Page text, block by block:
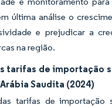
última análise o
e prejudicar a
na região.
tarifas de importação
Saudita (2024)
tarifas de importação